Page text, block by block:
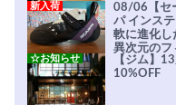
08/06【セ
パ インス
軟に進化し
異次元のフ
新入荷
【ジム】
10%OFF
☆お知らせ